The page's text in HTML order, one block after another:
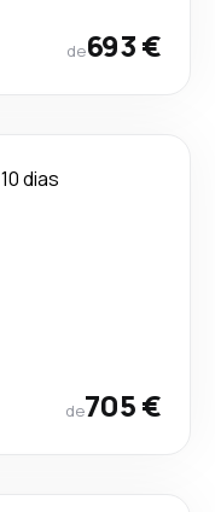
de693 €
10 dias
de705 €